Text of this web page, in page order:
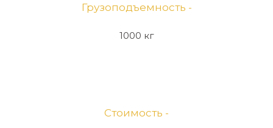
Грузоподъемность -
1000 кг
Стоимость -